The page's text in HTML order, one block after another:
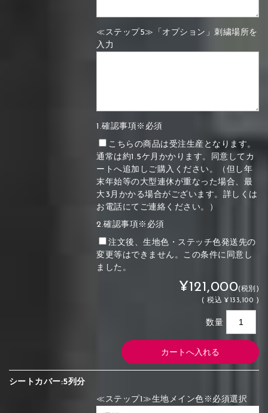
≪ステップ5≫「オプション」刺繍場所を
入力
1.確認事項※必須
こちらの商品は受注生産となります。
通常は約1.5ケ月かかります。同意してカ
ートへ追加しご購入ください。（但し年
末年始等の大型連休が重なった場合、最
大3月かかる場合がございます。詳しくは
お電話にてご連絡ください。）
2.確認事項※必須
注文後、生地色・ステッチ色発送先の
変更等はできません。この条件に同意し
ました。
¥121,000(税別)
(税込 ¥133,100 )
数量
シートカバー:5列分
≪ステップ1≫生地メイン色※必須選択